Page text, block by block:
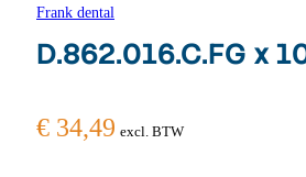
Frank dental
D.862.016.C.FG x
€ 34,49 excl. BTW